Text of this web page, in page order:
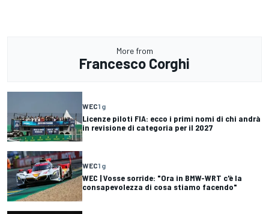
More from
Francesco Corghi
WEC1 g
Licenze piloti FIA: ecco i primi nomi di chi andrà
in revisione di categoria per il 2027
WEC1 g
WEC | Vosse sorride: "Ora in BMW-WRT c'è la
consapevolezza di cosa stiamo facendo"